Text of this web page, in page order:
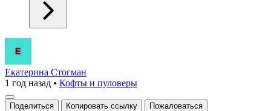
Вязаные
узоры
спицами
Екатерина Стогман
1 год назад • Кофты и пуловеры
Поделиться Копировать ссылку Пожаловаться